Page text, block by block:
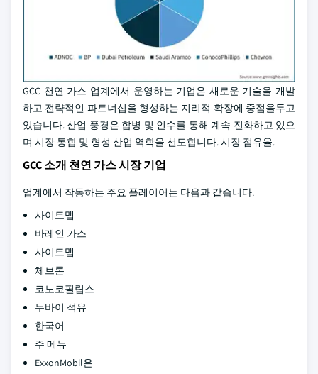
GCC 천연 가스 업계에서 운영하는 기업은 새로운 기술을 개발
하고 전략적인 파트너십을 형성하는 지리적 확장에 중점을두고
있습니다. 산업 풍경은 합병 및 인수를 통해 계속 진화하고 있으
며 시장 통합 및 형성 산업 역학을 선도합니다. 시장 점유율.
GCC 소개 천연 가스 시장 기업
업계에서 작동하는 주요 플레이어는 다음과 같습니다.
사이트맵
바레인 가스
사이트맵
체브론
코노코필립스
두바이 석유
한국어
주 메뉴
ExxonMobil은